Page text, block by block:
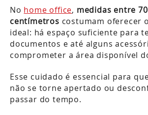
No home office, medidas entre
centímetros costumam oferecer
ideal: há espaço suficiente para
documentos e até alguns
comprometer a área disponível
Esse cuidado é essencial para
não se torne apertado ou
passar do tempo.